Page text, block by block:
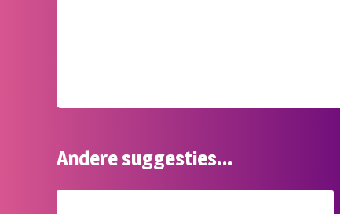
Andere suggesties…